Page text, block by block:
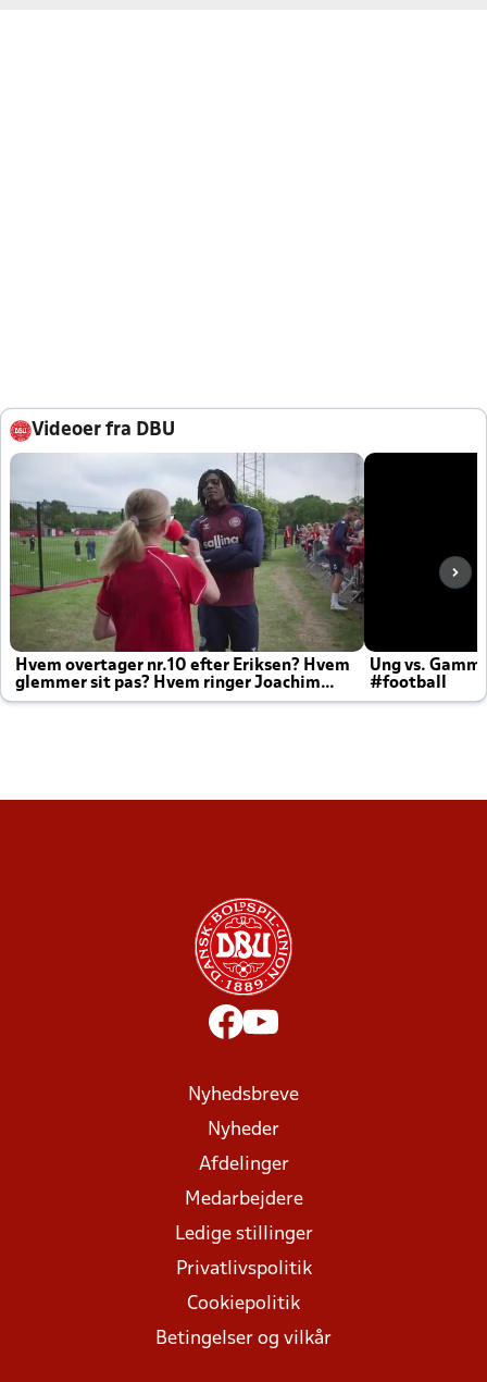
Videoer fra DBU
Hvem overtager nr.10 efter Eriksen? Hvem
glemmer sit pas? Hvem ringer Joachim
altid til efter kampe?
Ung vs.
#football
Nyhedsbreve
Nyheder
Afdelinger
Medarbejdere
Ledige stillinger
Privatlivspolitik
Cookiepolitik
Betingelser og vilkår